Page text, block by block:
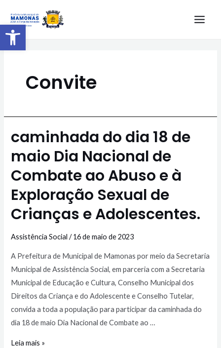
Barra de Ferramentas Aberta
Convite
caminhada do dia 18 de
maio Dia Nacional de
Combate ao Abuso e à
Exploração Sexual de
Crianças e Adolescentes.
Assistência Social /16 de maio de 2023
A Prefeitura de Municipal de Mamonas por meio da Secretaria
Municipal de Assistência Social, em parceria com a Secretaria
Municipal de Educação e Cultura, Conselho Municipal dos
Direitos da Criança e do Adolescente e Conselho Tutelar,
convida a toda a população para participar da caminhada do
dia 18 de maio Dia Nacional de Combate ao …
Leia mais »